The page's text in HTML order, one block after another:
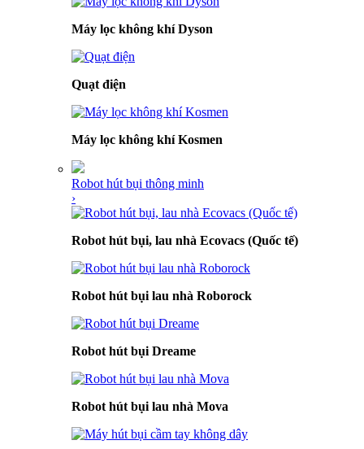
Máy lọc không khí Dyson
Quạt điện
Máy lọc không khí Kosmen
Robot hút bụi thông minh
›
Robot hút bụi, lau nhà Ecovacs (Quốc tế)
Robot hút bụi lau nhà Roborock
Robot hút bụi Dreame
Robot hút bụi lau nhà Mova